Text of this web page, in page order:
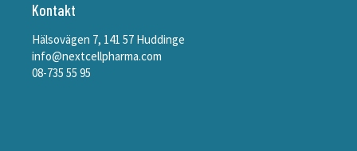
Kontakt
Hälsovägen 7, 141 57 Huddinge
info@nextcellpharma.com
08-735 55 95